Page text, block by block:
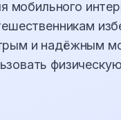
мобильного
и надёжным